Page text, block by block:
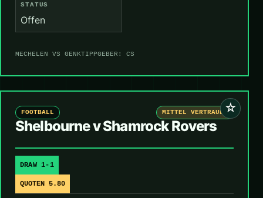
STATUS
Offen
MECHELEN VS GENKTIPPGEBER: CS
☆
FOOTBALL MITTEL VERTRAUEN
Shelbourne v Shamrock Rovers
DRAW 1-1
QUOTEN 5.80